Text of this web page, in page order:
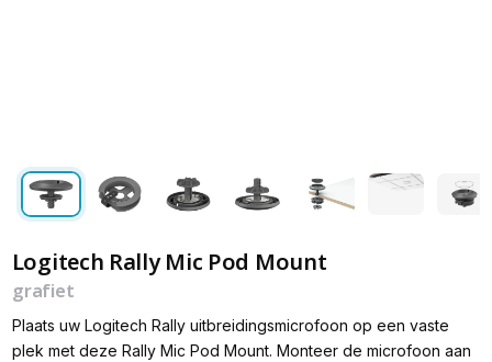
Logitech Rally Mic Pod Mount
grafiet
Plaats uw Logitech Rally uitbreidingsmicrofoon op een vaste
plek met deze Rally Mic Pod Mount. Monteer de microfoon aan